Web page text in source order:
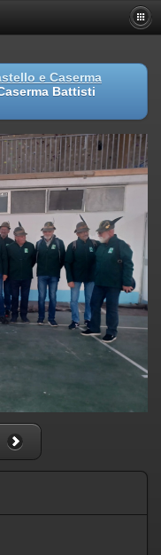
e Caserma
Battisti